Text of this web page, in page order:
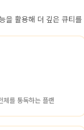
활용해 더 깊은 큐티를
체를 통독하는 플랜